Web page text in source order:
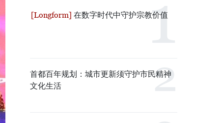
在数字时代中守护宗教价值
首都百年规划：城市更新须守护市民精神
文化生活